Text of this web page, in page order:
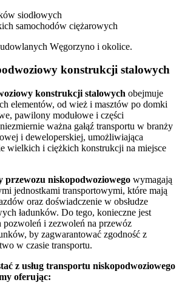
siodłowych
samochodów ciężarowych
konstrukcji stalowych
konstrukcji stalowych obejmuje
elementów, od wież i masztów po domki
pawilony modułowe i części
ważna gałąź transportu w branży
i deweloperskiej, umożliwiająca
wielkich i ciężkich konstrukcji na miejsce
przewozu niskopodwoziowego wymagają
jednostkami transportowymi, które mają
oraz doświadczenie w obsłudze
ładunków. Do tego, konieczne jest
pozwoleń i zezwoleń na przewóz
by zagwarantować zgodność z
w czasie transportu.
z usług transportu niskopodwoziowego
oferując: